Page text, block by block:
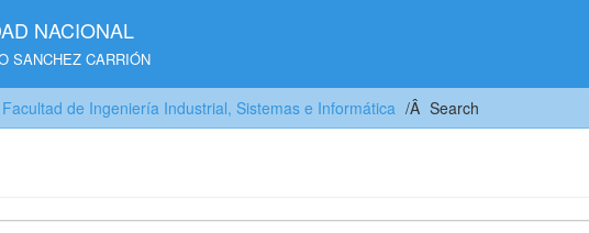
NACIONAL
SANCHEZ CARRIÓN
Facultad de Ingeniería Industrial, Sistemas e Informática Search